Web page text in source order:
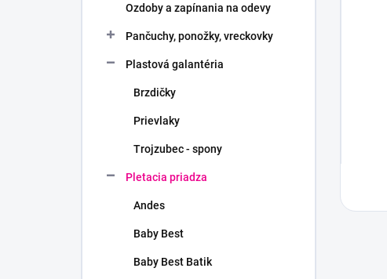
Ozdoby a zapínania na odevy
Pančuchy, ponožky, vreckovky
Plastová galantéria
Brzdičky
Prievlaky
Trojzubec - spony
Pletacia priadza
Andes
Baby Best
Baby Best Batik